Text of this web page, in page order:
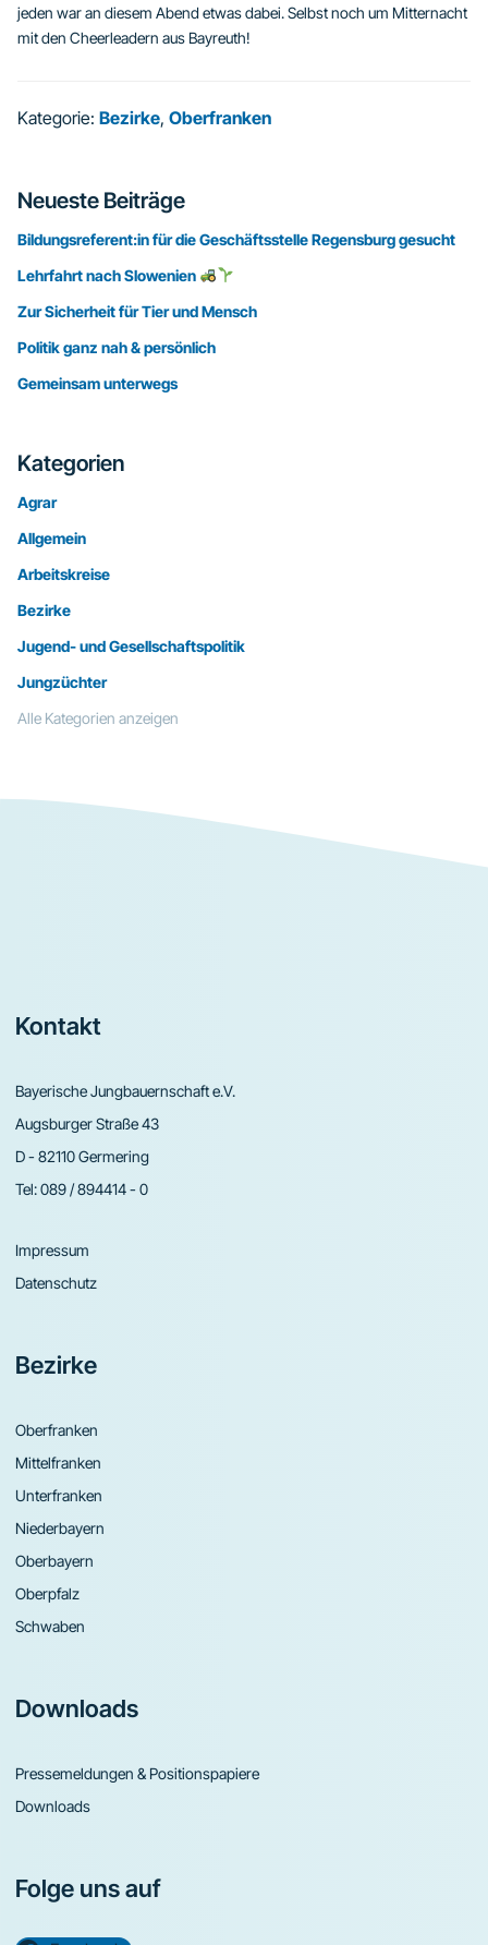
jeden war an diesem Abend etwas dabei. Selbst noch um Mitternacht
mit den Cheerleadern aus Bayreuth!
Kategorie: Bezirke, Oberfranken
Seitenspalte
Neueste Beiträge
Bildungsreferent:in für die Geschäftsstelle Regensburg gesucht
Lehrfahrt nach Slowenien
Zur Sicherheit für Tier und Mensch
Politik ganz nah & persönlich
Gemeinsam unterwegs
Kategorien
Agrar
Allgemein
Arbeitskreise
Bezirke
Jugend- und Gesellschaftspolitik
Jungzüchter
Alle Kategorien anzeigen
Footer
Kontakt
Bayerische Jungbauernschaft e.V.
Augsburger Straße 43
D - 82110 Germering
Tel:089 / 894414 - 0
Impressum
Datenschutz
Bezirke
Oberfranken
Mittelfranken
Unterfranken
Niederbayern
Oberbayern
Oberpfalz
Schwaben
Downloads
Pressemeldungen & Positionspapiere
Downloads
Folge uns auf